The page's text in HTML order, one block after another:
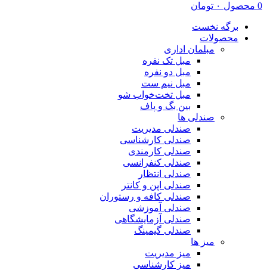
0 محصول ۰ تومان
برگه نخست
محصولات
مبلمان اداری
مبل تک نفره
مبل دو نفره
مبل نیم ست
مبل تخت‌خواب شو
بین بگ و پاف
صندلی ها
صندلی مدیریت
صندلی کارشناسی
صندلی کارمندی
صندلی کنفرانسی
صندلی انتظار
صندلی اپن و کانتر
صندلی کافه و رستوران
صندلی آموزشی
صندلی آزمایشگاهی
صندلی گیمینگ
میز ها
میز مدیریت
میز کارشناسی